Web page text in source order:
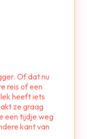
Of dat nu
reis of een
heeft iets
ze graag
een tijdje weg
kant van